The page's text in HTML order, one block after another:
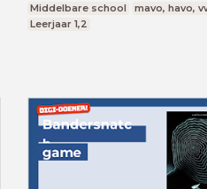
Middelbare school
mavo, havo,
Leerjaar 1,2